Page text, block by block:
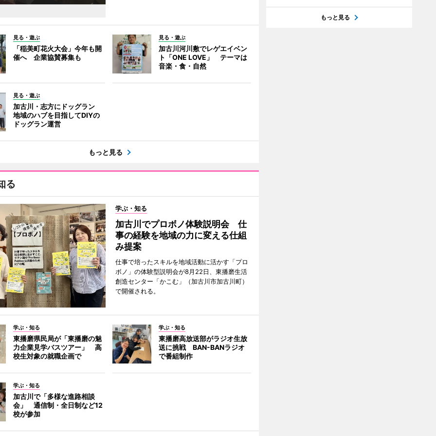
見る・遊ぶ
「稲美町花火大会」今年も開
催へ 企業協賛募集も
見る・遊ぶ
加古川河川敷でレゲエイベン
ト「ONE LOVE」 テーマは
音楽・食・自然
見る・遊ぶ
加古川・志方にドッグラン
地域のハブを目指してDIYの
ドッグラン運営
もっと見る
る
学ぶ・知る
加古川でプロボノ体験説明会 仕
事の経験を地域の力に変える仕組
み提案
仕事で培ったスキルを地域活動に活かす「プロ
ボノ」の体験型説明会が8月22日、東播磨生活
創造センター「かこむ」（加古川市加古川町）
で開催される。
学ぶ・知る
東播磨県民局が「東播磨の魅
力企業見学バスツアー」 高
校生対象の就職企画で
学ぶ・知る
東播磨高放送部がラジオ生放
送に挑戦 BAN-BANラジオ
で番組制作
学ぶ・知る
加古川で「多様な進路相談
会」 通信制・全日制など12
校が参加
もっと見る